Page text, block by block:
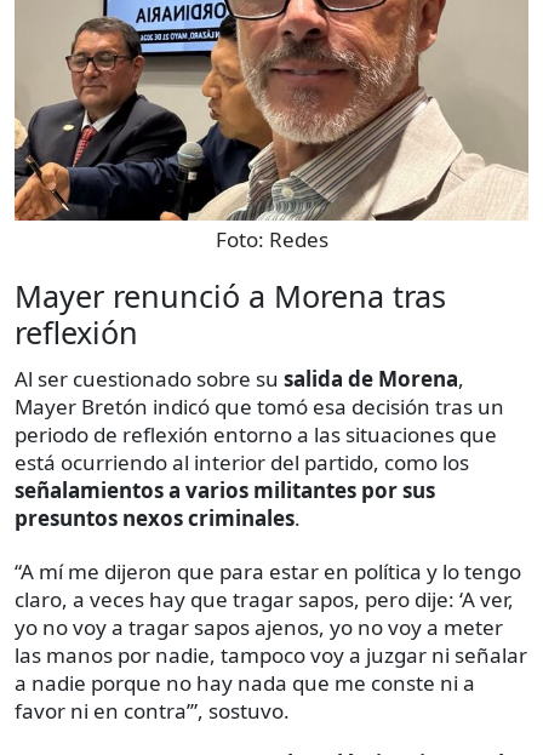
Foto: Redes
Mayer renunció a Morena tras
reflexión
Al ser cuestionado sobre su salida de Morena,
Mayer Bretón indicó que tomó esa decisión tras un
periodo de reflexión entorno a las situaciones que
está ocurriendo al interior del partido, como los
señalamientos a varios militantes por sus
presuntos nexos criminales.
“A mí me dijeron que para estar en política y lo tengo
claro, a veces hay que tragar sapos, pero dije: ‘A ver,
yo no voy a tragar sapos ajenos, yo no voy a meter
las manos por nadie, tampoco voy a juzgar ni señalar
a nadie porque no hay nada que me conste ni a
favor ni en contra’”, sostuvo.